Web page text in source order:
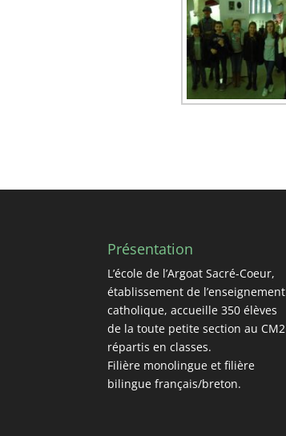
Présentation
L’école de l’Argoat Sacré-Coeur,
établissement de l’enseignement
catholique, accueille 350 élèves
de la toute petite section au CM2
répartis en classes.
Filière monolingue et filière
bilingue français/breton.